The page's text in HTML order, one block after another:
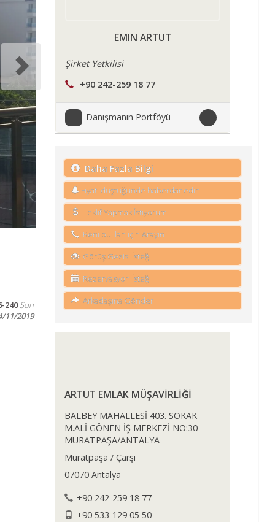
240 Son
11/2019
EMIN ARTUT
Şirket Yetkilisi
+90 242-259 18 77
Danışmanın Portföyü
Daha Fazla Bilgi
Fiyatı düştüğünde haberdar edin
Teklif Yapmak İstiyorum
Beni bu ilan için Arayın
Görüş Gezisi İsteği
Rezervasyon İsteği
Arkadaşına Gönder
ARTUT EMLAK MÜŞAVİRLİĞİ
BALBEY MAHALLESİ 403. SOKAK
M.ALİ GÖNEN İŞ MERKEZİ NO:30
MURATPAŞA/ANTALYA
Muratpaşa / Çarşı
07070 Antalya
+90 242-259 18 77
+90 533-129 05 50